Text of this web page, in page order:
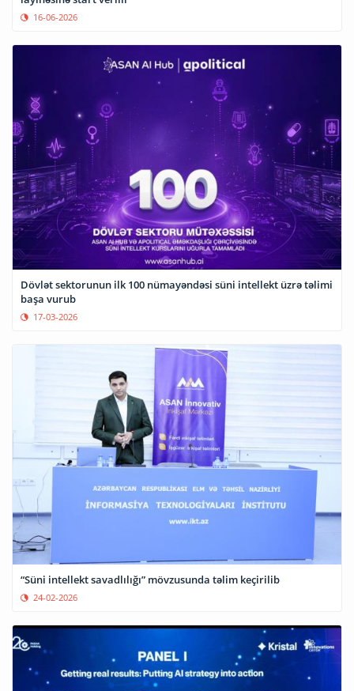
16-06-2026
Dövlət sektorunun ilk 100 nümayəndəsi süni intellekt üzrə təlimi
başa vurub
17-03-2026
“Süni intellekt savadlılığı” mövzusunda təlim keçirilib
24-02-2026